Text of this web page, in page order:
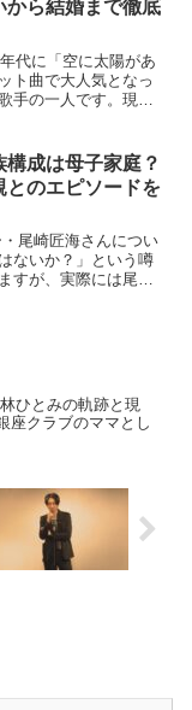
から結婚まで徹底
代に「空に太陽があ
ト曲で大人気となっ
手の一人です。現在
の関係や馴れ初めに
は...
構成は母子家庭？
とのエピソードを
・尾崎匠海さんについ
ないか？」という噂
すが、実際には尾崎
ひとみの軌跡と現
座クラブのママとし